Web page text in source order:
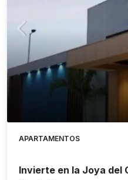
APARTAMENTOS
Invierte en la Joya del